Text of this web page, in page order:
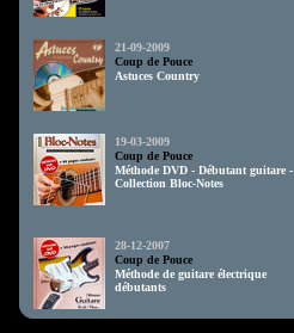
21-09-2009
Coup de Pouce
Astuces Country
19-03-2009
Coup de Pouce
Méthode DVD - Débutant guitare -
Collection Bloc-Notes
28-12-2007
Coup de Pouce
Méthode de guitare électrique
débutants